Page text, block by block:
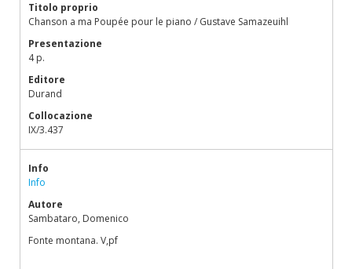
Titolo proprio
Chanson a ma Poupée pour le piano / Gustave Samazeuihl
Presentazione
4 p.
Editore
Durand
Collocazione
IX/3.437
Info
Info
Autore
Sambataro, Domenico
Fonte montana. V,pf